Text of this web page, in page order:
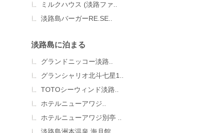
ミルクハウス (淡路ファ..
淡路島バーガーRE.SE..
淡路島に泊まる
グランドニッコー淡路..
グランシャリオ北斗七星1..
TOTOシーウィンド淡路..
ホテルニューアワジ..
ホテルニューアワジ別亭 ..